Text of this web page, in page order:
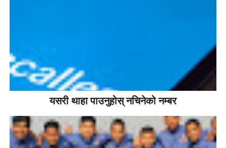
यसरी थाहा पाउनुहोस् नचिनेको नम्बर